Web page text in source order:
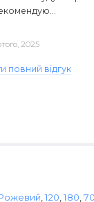
2025
повний відгук
,120,180,